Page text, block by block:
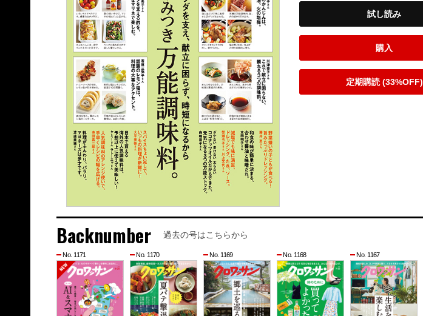
試し読み
購入
定期購読 (33%OFF)
Backnumber 過去の号はこちらから
No. 1171 No. 1170 No. 1169 No. 1168 No. 1167